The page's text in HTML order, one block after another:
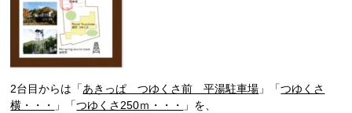
2台目からは「あきっぱ つゆくさ前 平湯駐車場 」「つゆくさ
横・・・
」「つゆくさ250ｍ・・・ 」を、